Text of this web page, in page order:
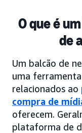
O que é
de
Um balcão de
uma
relacionados ao
compra de
oferecem.
plataforma de